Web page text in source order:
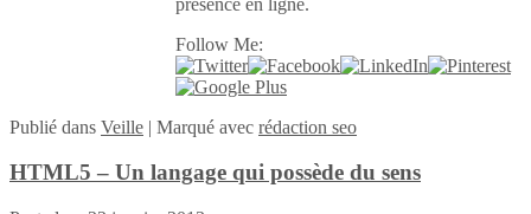
Follow Me:
Publié dans Veille | Marqué avec rédaction seo
HTML5 – Un langage qui possède du sens